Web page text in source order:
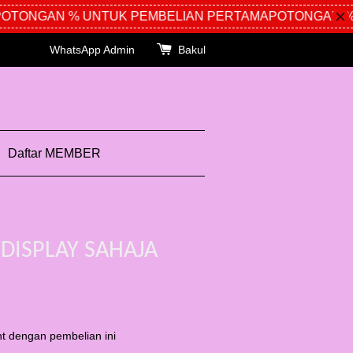
% UNTUK PEMBELIAN PERTAMAPOTONGAN %
WhatsApp Admin Bakul
Daftar MEMBER
SAHAJA
dengan pembelian ini